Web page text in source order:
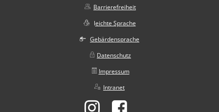
Barrierefreiheit
leichte Sprache
Gebärdensprache
Datenschutz
Impressum
Intranet